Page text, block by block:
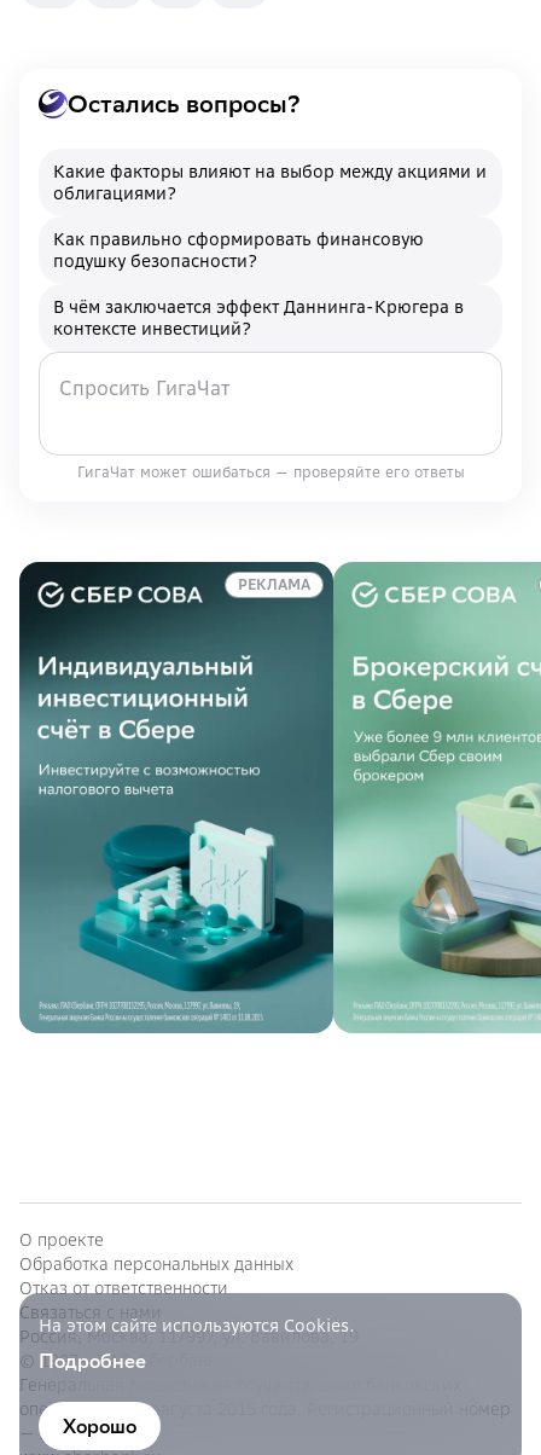
Остались вопросы?
Какие факторы влияют на выбор между акциями и
облигациями?
Как правильно сформировать финансовую
подушку безопасности?
В чём заключается эффект Даннинга-Крюгера в
контексте инвестиций?
ГигаЧат может ошибаться — проверяйте его ответы
РЕКЛАМА
О проекте
Обработка персональных данных
Отказ от ответственности
Связаться с нами
Россия, Москва, 117997, ул. Вавилова, 19
© 1997—ПАО Сбербанк
Генеральная лицензия на осуществление банковских
операций от 11 августа 2015 года. Регистрационный номер
— 1481.
На этом сайте используются Cookies.
Подробнее
Хорошо